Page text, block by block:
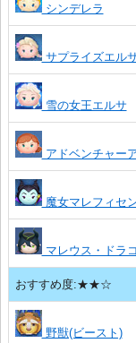
シンデレラ
サプライズエル
雪の女王エルサ
アドベンチャー
魔女マレフィセ
マレウス・ドラ
おすすめ度:★★☆
野獣(ビースト)